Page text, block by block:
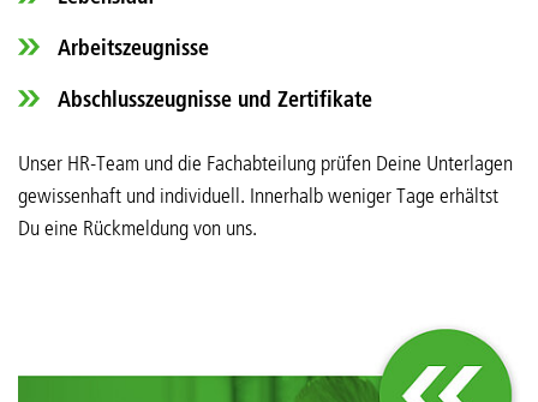
Arbeitszeugnisse
Abschlusszeugnisse und Zertifikate
Unser HR-Team und die Fachabteilung prüfen Deine Unterlagen
gewissenhaft und individuell. Innerhalb weniger Tage erhältst
Du eine Rückmeldung von uns.